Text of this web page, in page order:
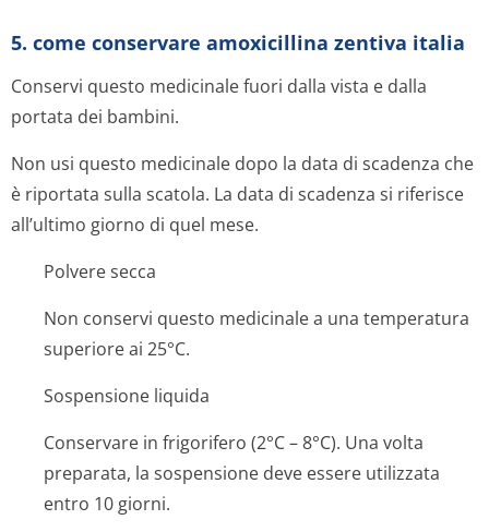
5. come conservare amoxicillina zentiva italia
Conservi questo medicinale fuori dalla vista e dalla
portata dei bambini.
Non usi questo medicinale dopo la data di scadenza che
è riportata sulla scatola. La data di scadenza si riferisce
all’ultimo giorno di quel mese.
Polvere secca
Non conservi questo medicinale a una temperatura
superiore ai 25°C.
Sospensione liquida
Conservare in frigorifero (2°C – 8°C). Una volta
preparata, la sospensione deve essere utilizzata
entro 10 giorni.